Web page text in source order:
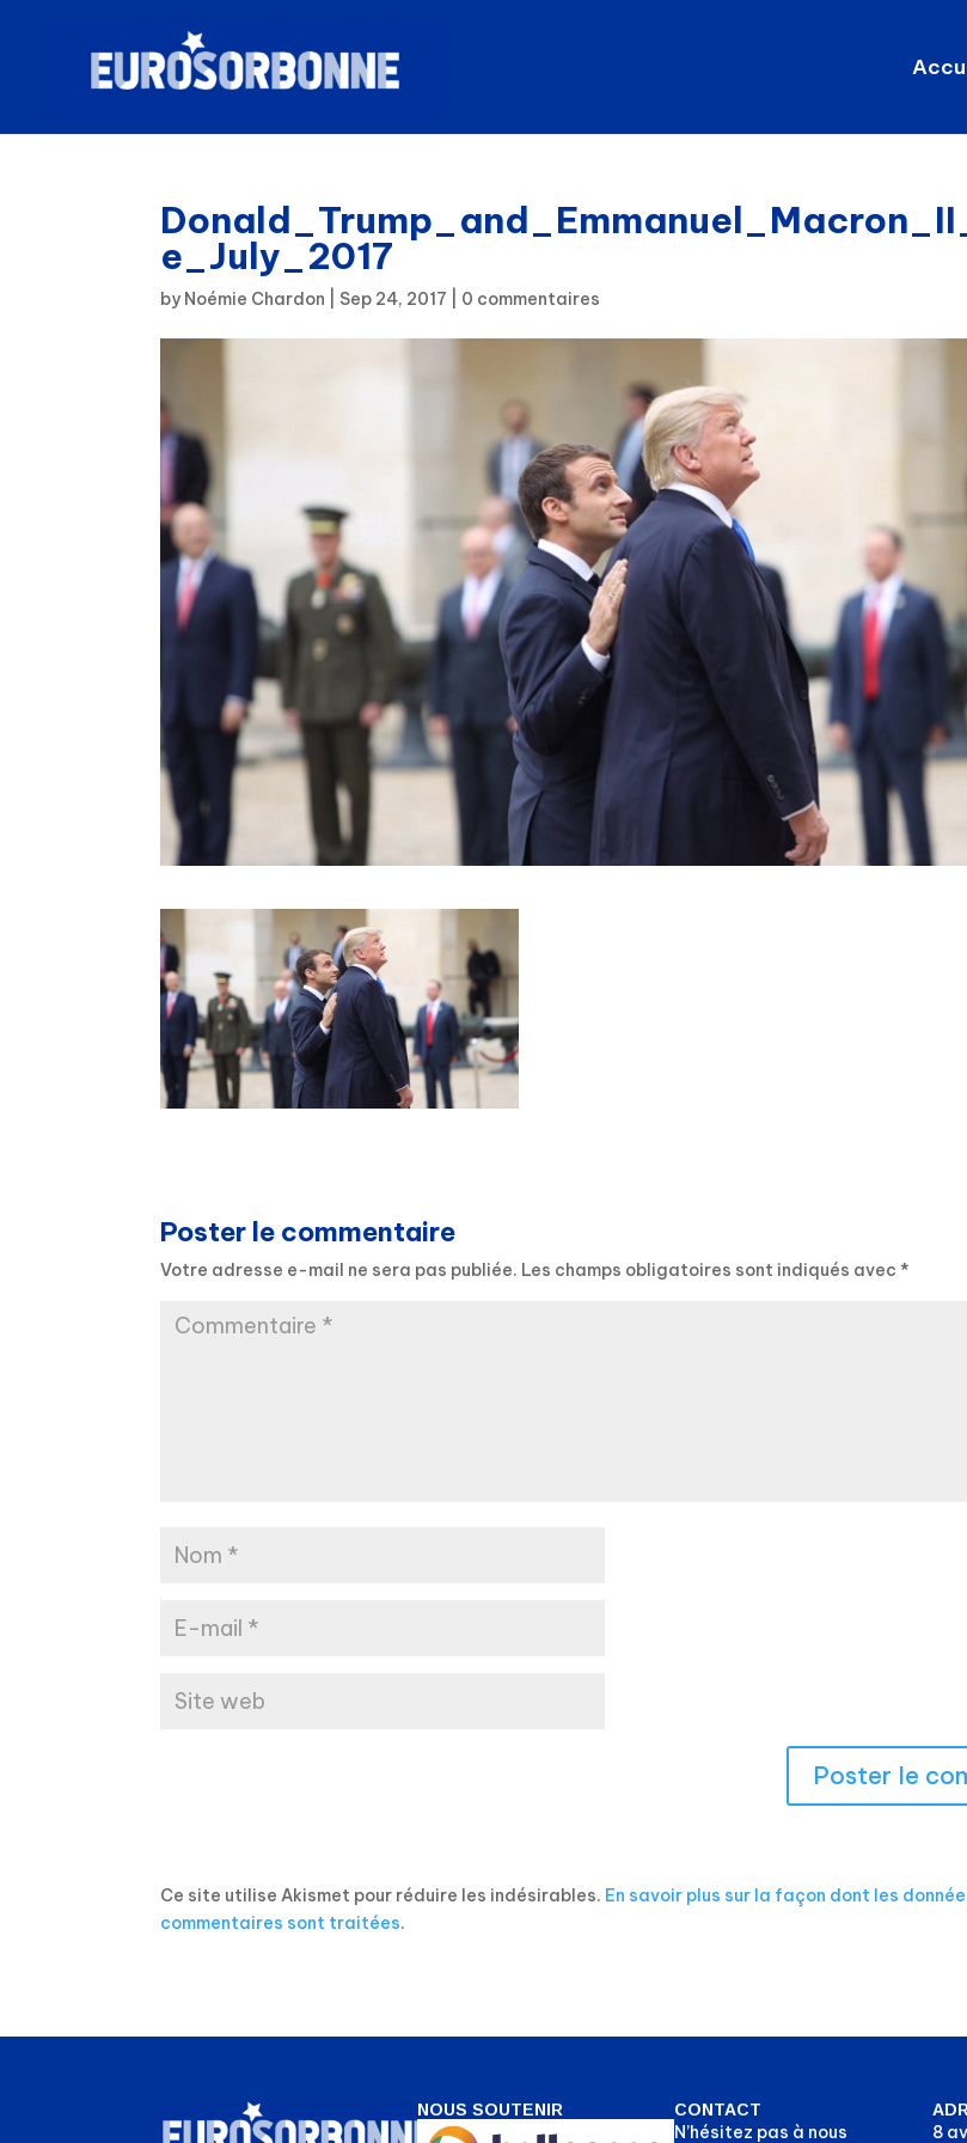
e_July_2017
by Noémie Chardon Sep 24, 2017 0 commentaires
Poster le commentaire
Votre adresse e-mail ne sera pas publiée. Les champs obligatoires sont indiqués avec*
Ce site utilise Akismet pour réduire les indésirables. En savoir plus sur la façon dont les
commentaires sont traitées.
NOUS SOUTENIR CONTACT
N’hésitez pas à nous 8